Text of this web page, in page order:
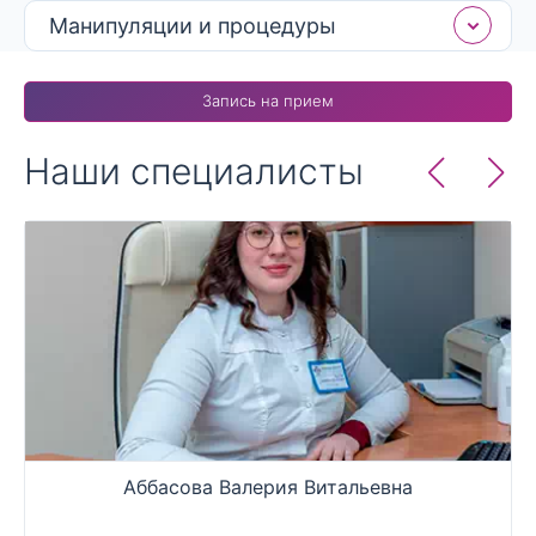
Прилив энергии
: повышение уровня активности и
заряд бодрости для продуктивной жизни.
Манипуляции и процедуры
Запись на прием
Наши специалисты
Аббасова Валерия Витальевна